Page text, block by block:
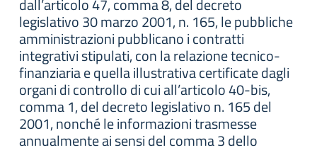
dall’articolo 47, comma 8, del decreto
legislativo 30 marzo 2001, n. 165, le pubbliche
amministrazioni pubblicano i contratti
integrativi stipulati, con la relazione tecnico-
finanziaria e quella illustrativa certificate dagli
organi di controllo di cui all’articolo 40-bis,
comma 1, del decreto legislativo n. 165 del
2001, nonché le informazioni trasmesse
annualmente ai sensi del comma 3 dello